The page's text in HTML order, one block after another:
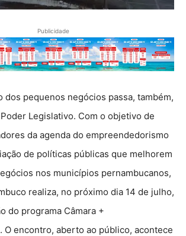
Publicidade
dos pequenos negócios passa, também,
Legislativo. Com o objetivo de
da agenda do empreendedorismo
de políticas públicas que melhorem
nos municípios pernambucanos,
realiza, no próximo dia 14 de julho,
do programa Câmara +
O encontro, aberto ao público, acontece